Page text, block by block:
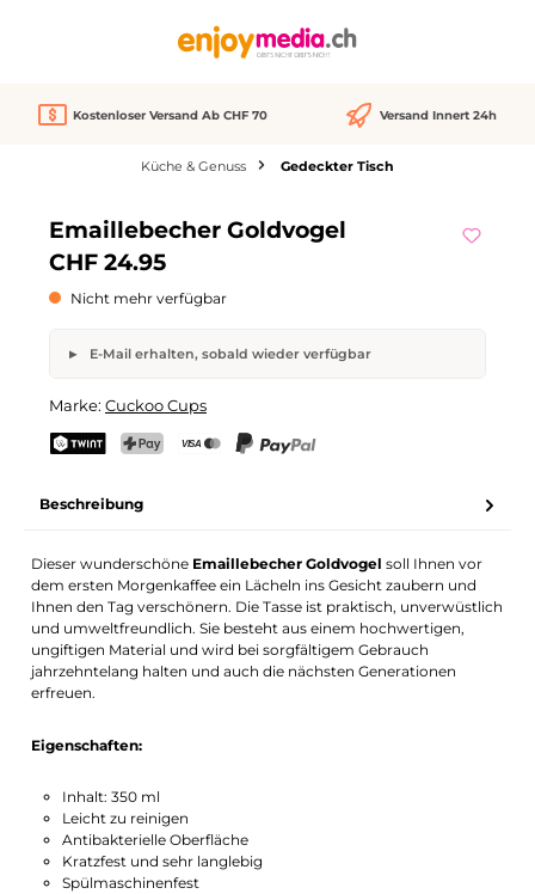
Kostenloser Versand Ab CHF 70 Versand Innert 24h
Küche & Genuss Gedeckter Tisch
Nicht verfügbar
Emaillebecher Goldvogel
CHF 24.95
Nicht mehr verfügbar
E-Mail erhalten, sobald wieder verfügbar
Dein Name E-Mail-Adresse
Marke: Cuckoo Cups
Beschreibung
Dieser wunderschöne Emaillebecher Goldvogel soll Ihnen vor
dem ersten Morgenkaffee ein Lächeln ins Gesicht zaubern und
Ihnen den Tag verschönern. Die Tasse ist praktisch, unverwüstlich
und umweltfreundlich. Sie besteht aus einem hochwertigen,
ungiftigen Material und wird bei sorgfältigem Gebrauch
jahrzehntelang halten und auch die nächsten Generationen
erfreuen.
Eigenschaften:
Inhalt: 350 ml
Leicht zu reinigen
Antibakterielle Oberfläche
Kratzfest und sehr langlebig
Spülmaschinenfest